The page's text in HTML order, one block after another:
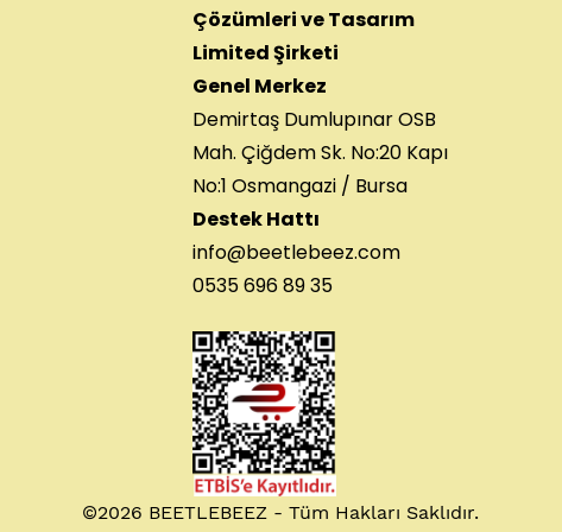
Çözümleri ve Tasarım
Limited Şirketi
Genel Merkez
Demirtaş Dumlupınar OSB
Mah. Çiğdem Sk. No:20 Kapı
No:1 Osmangazi / Bursa
Destek Hattı
info@beetlebeez.com
0535 696 89 35
©2026 BEETLEBEEZ - Tüm Hakları Saklıdır.